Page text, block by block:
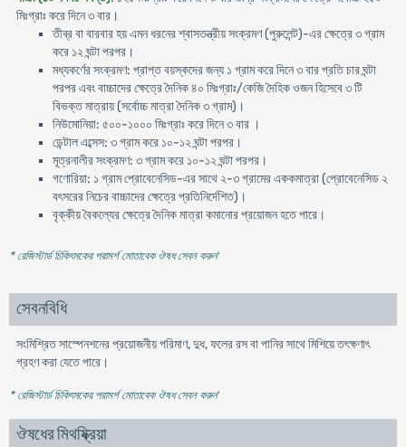
মিঃগ্রাঃ করে দিনে ৩ বার।
তীব্র বা বারবার হয় এমন ধরনের শ্বাসতন্ত্রীয় সংক্রমণ (পুরুলেন্ট)-এর ক্ষেত্রে ৩ গ্রাম
করে ১২ ঘন্টা পরপর।
মধ্যকর্ণের সংক্রমণ: প্রাপ্ত বয়স্কদের জন্য ১ গ্রাম করে দিনে ৩ বার প্রতি চার ঘন্টা
পরপর এবং বাচ্চাদের ক্ষেত্রে দৈনিক ৪০ মিঃগ্রাঃ/কেজি দৈহিক ওজন হিসেবে ৩ টি
বিভক্ত মাত্রায় (সর্বোচ্চ মাত্রা দৈনিক ৩ গ্রাম)।
নিউমোনিয়া: ৫০০-১০০০ মিঃগ্রাঃ করে দিনে ৩ বার ।
ডেন্টাল এব্সেস: ৩ গ্রাম করে ১০-১২ ঘন্টা পরপর।
মূত্রনালীর সংক্রমণ: ৩ গ্রাম করে ১০-১২ ঘন্টা পরপর।
গণোরিয়া: ১ গ্রাম প্রোবেনেসিড-এর সাথে ২-৩ গ্রামের এককমাত্রা (প্রোবেনেসিড ২
বৎসরের নিচের বাচ্চাদের ক্ষেত্রে প্রতিনির্দেশিত)।
বৃক্কীয় বৈকল্যের ক্ষেত্রে দৈনিক মাত্রা কমানোর প্রয়োজন হতে পারে।
* রেজিস্টার্ড চিকিৎসকের পরামর্শ মোতাবেক ঔষধ সেবন করুন'
সেবনবিধি
সংমিশ্রিত সাস্পেনশনের প্রয়োজনীয় পরিমাণ, দুধ, ফলের রস বা পানির সাথে মিশিয়ে তৎক্ষণাৎ
গ্রহণ করা যেতে পারে।
* রেজিস্টার্ড চিকিৎসকের পরামর্শ মোতাবেক ঔষধ সেবন করুন'
ঔষধের মিথষ্ক্রিয়া